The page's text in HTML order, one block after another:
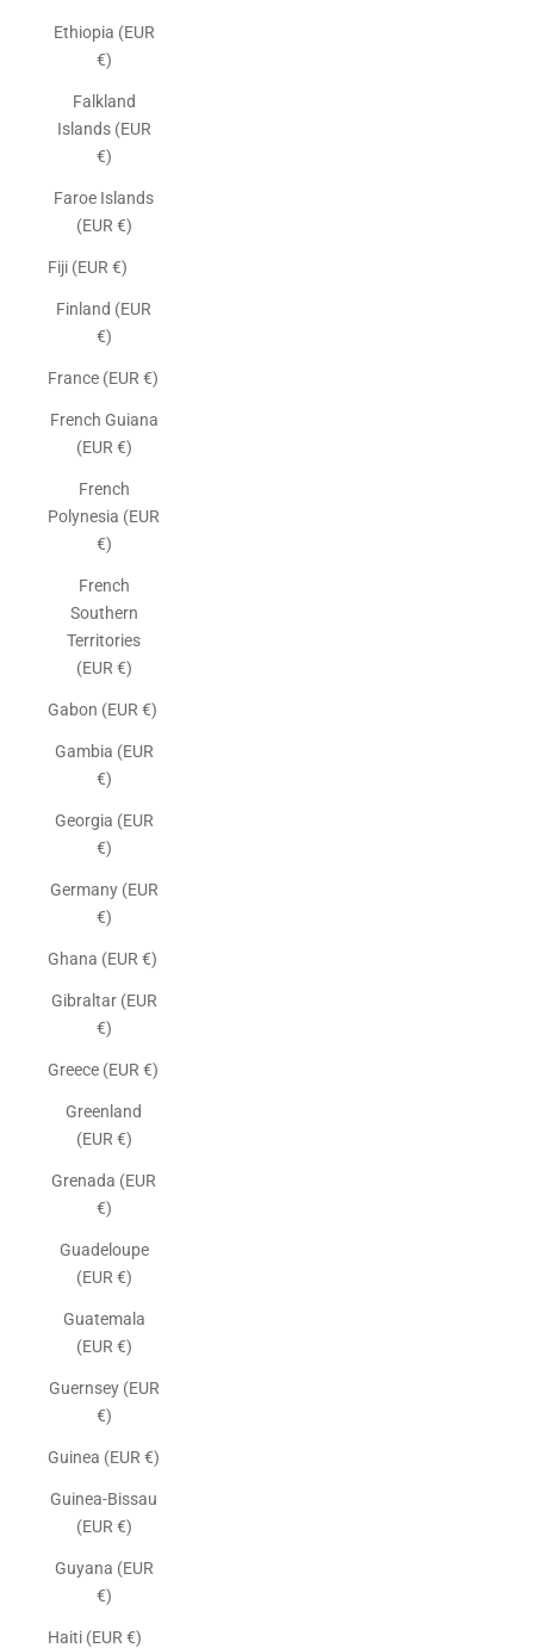
Ethiopia (EUR
€)
Falkland
Islands (EUR
€)
Faroe Islands
(EUR €)
Fiji (EUR €)
Finland (EUR
€)
France (EUR €)
French Guiana
(EUR €)
French
Polynesia (EUR
€)
French
Southern
Territories
(EUR €)
Gabon (EUR €)
Gambia (EUR
€)
Georgia (EUR
€)
Germany (EUR
€)
Ghana (EUR €)
Gibraltar (EUR
€)
Greece (EUR €)
Greenland
(EUR €)
Grenada (EUR
€)
Guadeloupe
(EUR €)
Guatemala
(EUR €)
Guernsey (EUR
€)
Guinea (EUR €)
Guinea-Bissau
(EUR €)
Guyana (EUR
€)
Haiti (EUR €)